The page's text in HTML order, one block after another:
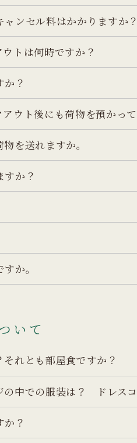
ンセル料はかかりますか？
トは何時ですか？
？
ウト後にも荷物を預かっ
を送れますか。
か？
か。
いて
それとも部屋食ですか？
の中での服装は？ ドレス
？